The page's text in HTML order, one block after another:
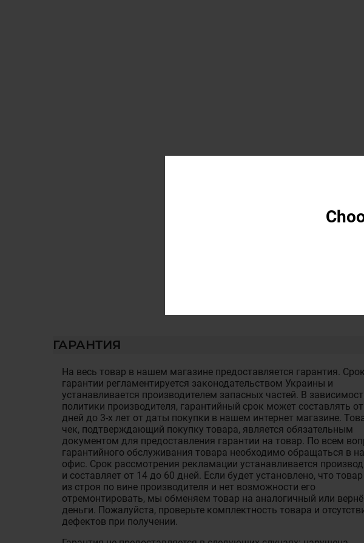
ГАРАНТИЯ
На весь товар в нашем магазине предоставляется гарантия. Срок
гарантии регламентируется законодательством Украины и
устанавливается производителем запасных частей. В
политики производителя, гарантийный срок может составлять
дней до 3-х лет от даты покупки в нашем интернет магазине.
чек, подтверждающий покупку товара, является обязательным
документом для предоставления гарантии на товар. По всем
гарантийного обслуживания товара необходимо обращаться в
офис. Срок рассмотрения рекламации устанавливается
и составляет от 14 до 60 дней. Если будет установлено, что
из строя по вине производителя и нет возможности его
отремонтировать, мы обменяем товар на аналогичный или
деньги. Пожалуйста, проверьте комплектность товара и
дефектов при получении.